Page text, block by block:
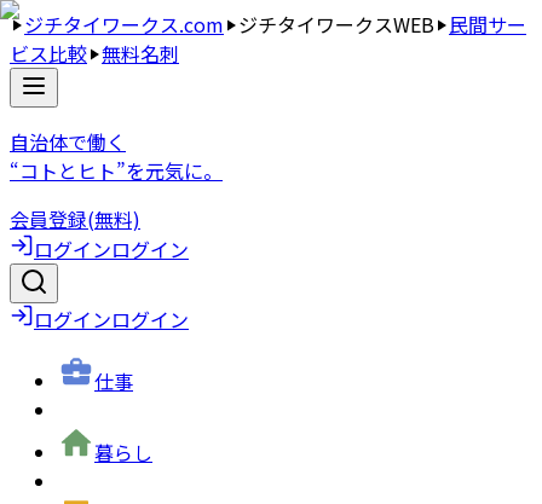
ジチタイワークス.com ジチタイワークスWEB 民間サー
ビス比較 無料名刺
自治体で働く
“コトとヒト”を元気に。
会員登録(無料)
ログインログイン
ログインログイン
仕事
暮らし